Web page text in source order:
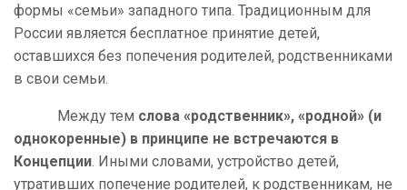
формы «семьи» западного типа. Традиционным для
России является бесплатное принятие детей,
оставшихся без попечения родителей, родственниками
в свои семьи.
Между тем слова «родственник», «родной» (и
однокоренные) в принципе не встречаются в
Концепции. Иными словами, устройство детей,
утративших попечение родителей, к родственникам, не